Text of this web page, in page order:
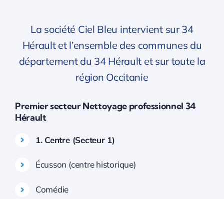
La société Ciel Bleu intervient sur 34
Hérault et l’ensemble des communes du
département du 34 Hérault et sur toute la
région Occitanie
Premier secteur Nettoyage professionnel 34
Hérault
1. Centre (Secteur 1)
Écusson (centre historique)
Comédie